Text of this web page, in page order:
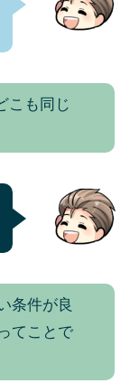
こも同じ
条件が良
てことで